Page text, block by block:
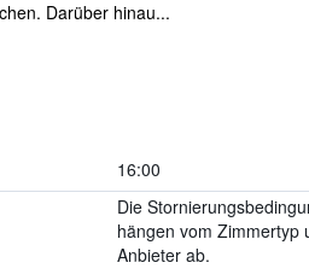
Darüber hinau...
16:00
Die
hängen vom Zimmertyp
Anbieter ab.